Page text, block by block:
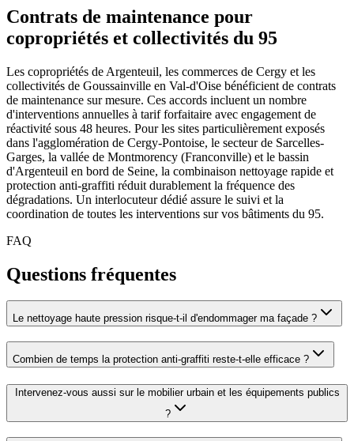
Contrats de maintenance pour
copropriétés et collectivités du 95
Les copropriétés de Argenteuil, les commerces de Cergy et les
collectivités de Goussainville en Val-d'Oise bénéficient de contrats
de maintenance sur mesure. Ces accords incluent un nombre
d'interventions annuelles à tarif forfaitaire avec engagement de
réactivité sous 48 heures. Pour les sites particulièrement exposés
dans l'agglomération de Cergy-Pontoise, le secteur de Sarcelles-
Garges, la vallée de Montmorency (Franconville) et le bassin
d'Argenteuil en bord de Seine, la combinaison nettoyage rapide et
protection anti-graffiti réduit durablement la fréquence des
dégradations. Un interlocuteur dédié assure le suivi et la
coordination de toutes les interventions sur vos bâtiments du 95.
FAQ
Questions fréquentes
Le nettoyage haute pression risque-t-il d'endommager ma façade ?
Combien de temps la protection anti-graffiti reste-t-elle efficace ?
Intervenez-vous aussi sur le mobilier urbain et les équipements publics
?